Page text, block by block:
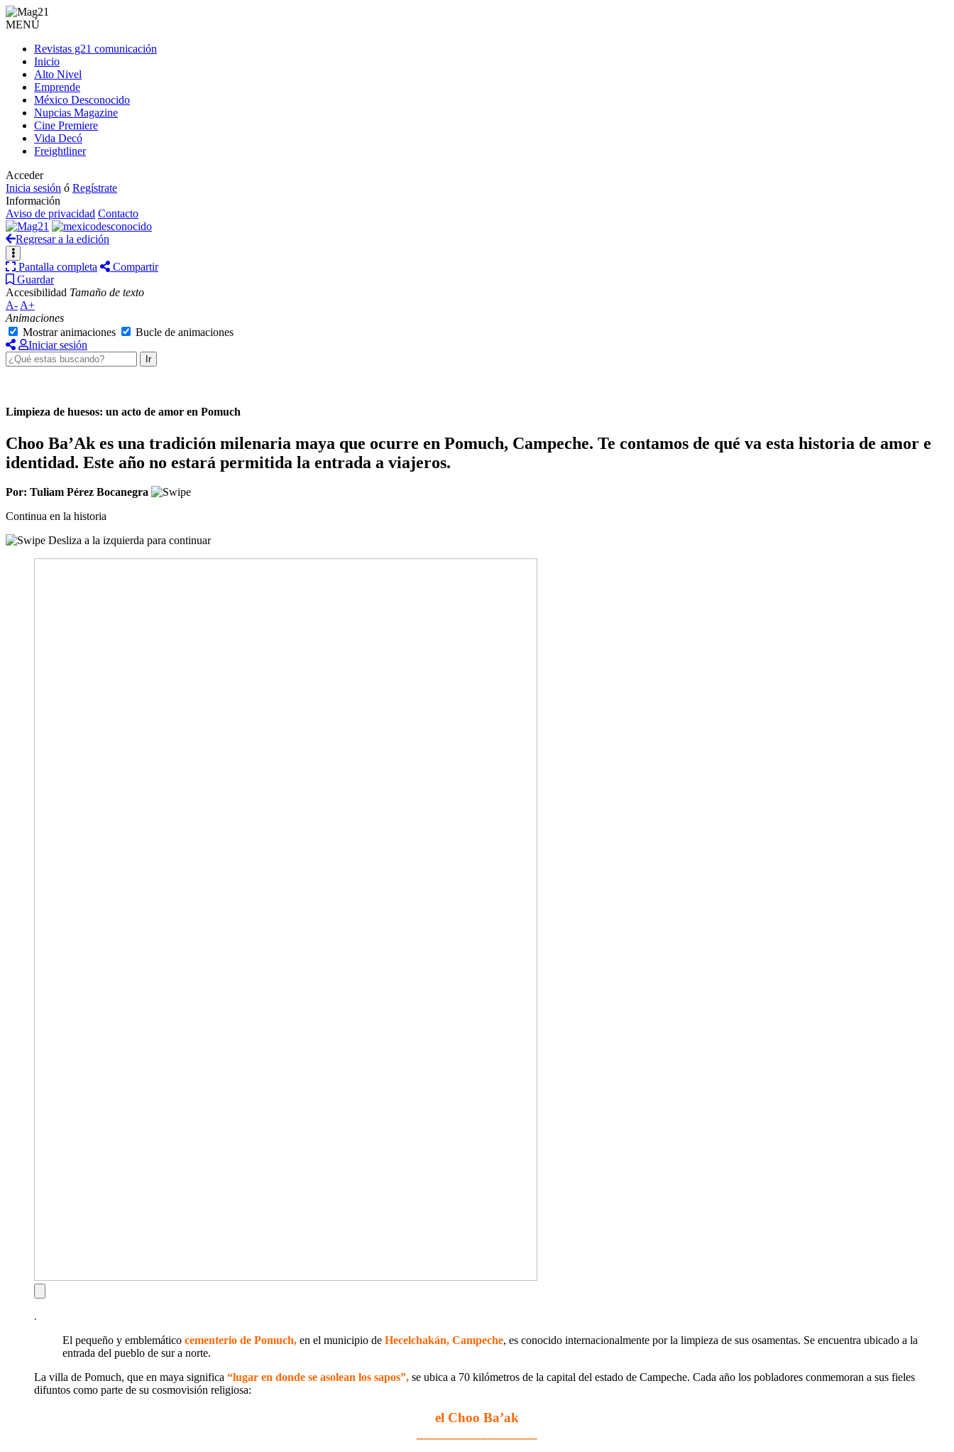
MENÚ
Revistas g21 comunicación
Inicio
Alto Nivel
Emprende
México Desconocido
Nupcias Magazine
Cine Premiere
Vida Decó
Freightliner
Acceder
Inicia sesión ó Regístrate
Información
Aviso de privacidad Contacto
Regresar a la edición
Pantalla completa
Compartir
Guardar
Accesibilidad Tamaño de texto
A- A+
Animaciones
Mostrar animaciones
Bucle de animaciones
Iniciar sesión
Ir
Limpieza de huesos: un acto de amor en Pomuch
Choo Ba’Ak es una tradición milenaria maya que ocurre en Pomuch, Campeche. Te contamos de qué va esta historia de amor e
identidad. Este año no estará permitida la entrada a viajeros.
Por: Tuliam Pérez Bocanegra
Continua en la historia
Desliza a la izquierda para continuar
.
El pequeño y emblemático cementerio de Pomuch, en el municipio de Hecelchakán, Campeche, es conocido internacionalmente por la limpieza de sus osamentas. Se encuentra ubicado a la
entrada del pueblo de sur a norte.
La villa de Pomuch, que en maya significa “lugar en donde se asolean los sapos”, se ubica a 70 kilómetros de la capital del estado de Campeche. Cada año los pobladores conmemoran a sus fieles
difuntos como parte de su cosmovisión religiosa:
el Choo Ba’ak